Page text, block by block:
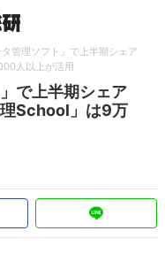
管理ソフト」で上半期シェア
人以上が活用
で上半期シェア
School」は9万